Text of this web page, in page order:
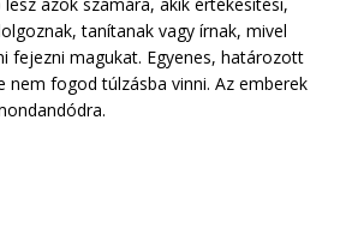
tanítanak vagy írnak, mivel
fejezni magukat. Egyenes, határozott
nem fogod túlzásba vinni. Az emberek